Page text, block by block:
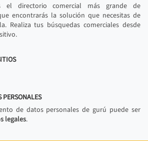
el directorio comercial más grande de
encontrarás la solución que necesitas de
Realiza tus búsquedas comerciales desde
PERSONALES
de datos personales de gurú puede ser
legales.